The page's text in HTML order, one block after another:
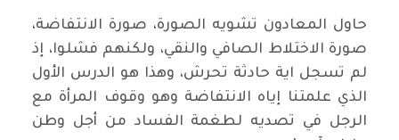
حاول المعادون تشويه الصورة، صورة الانتفاضة،
صورة الاختلاط الصافي والنقي، ولكنهم فشلوا، إذ
لم تسجل اية حادثة تحرش، وهذا هو الدرس الأول
الذي علمتنا إياه الانتفاضة وهو وقوف المرأة مع
الرجل في تصديه لطغمة الفساد من أجل وطن